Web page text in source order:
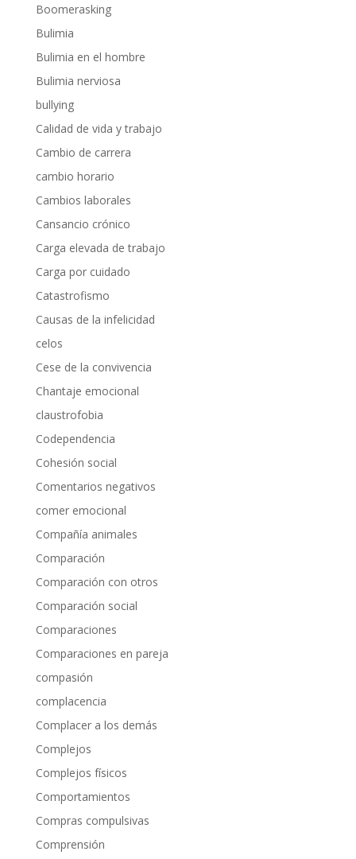
Boomerasking
Bulimia
Bulimia en el hombre
Bulimia nerviosa
bullying
Calidad de vida y trabajo
Cambio de carrera
cambio horario
Cambios laborales
Cansancio crónico
Carga elevada de trabajo
Carga por cuidado
Catastrofismo
Causas de la infelicidad
celos
Cese de la convivencia
Chantaje emocional
claustrofobia
Codependencia
Cohesión social
Comentarios negativos
comer emocional
Compañía animales
Comparación
Comparación con otros
Comparación social
Comparaciones
Comparaciones en pareja
compasión
complacencia
Complacer a los demás
Complejos
Complejos físicos
Comportamientos
Compras compulsivas
Comprensión